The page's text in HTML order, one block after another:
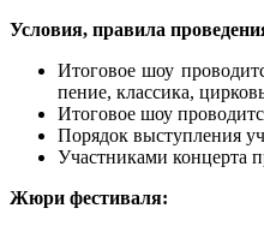
Условия, правила
Итоговое шоу
пение, классика,
Итоговое шоу
Порядок выступления
Участниками концерта
Жюри фестиваля: